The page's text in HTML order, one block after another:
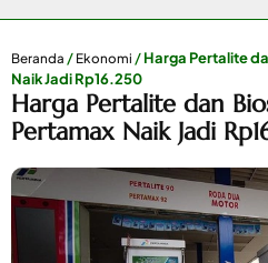
Beranda / Ekonomi /Harga Pertalite
Naik Jadi Rp16.250
Harga Pertalite dan
Pertamax Naik Jadi